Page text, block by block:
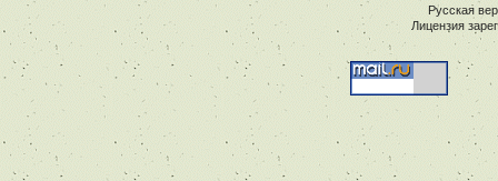
Русская
Лицензия